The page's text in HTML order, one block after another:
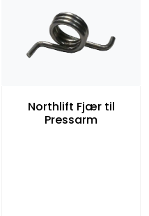
Northlift Fjær til
Pressarm